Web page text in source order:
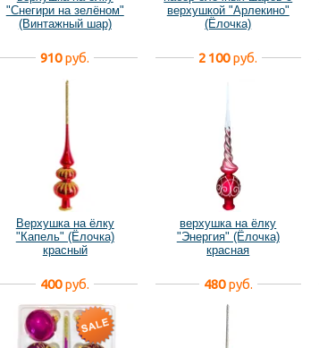
"Снегири на зелёном"
(Винтажный шар)
910руб.
верхушкой "Арлекино"
(Ёлочка)
2 100руб.
Верхушка на ёлку
"Капель" (Ёлочка)
красный
400руб.
верхушка на ёлку
"Энергия" (Ёлочка)
красная
480руб.